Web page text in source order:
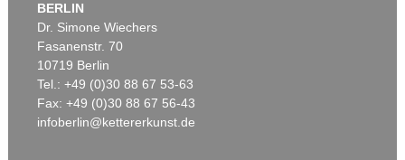
BERLIN
Dr. Simone Wiechers
Fasanenstr. 70
10719 Berlin
Tel.: +49 (0)30 88 67 53-63
Fax: +49 (0)30 88 67 56-43
infoberlin@kettererkunst.de